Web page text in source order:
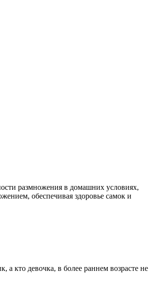
размножения в домашних условиях,
обеспечивая здоровье самок и
кто девочка, в более раннем возрасте не